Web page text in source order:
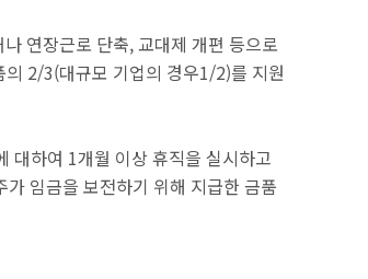
연장근로 단축, 교대제 개편 등으로
2/3(대규모 기업의 경우1/2)를 지원
대하여 1개월 이상 휴직을 실시하고
임금을 보전하기 위해 지급한 금품